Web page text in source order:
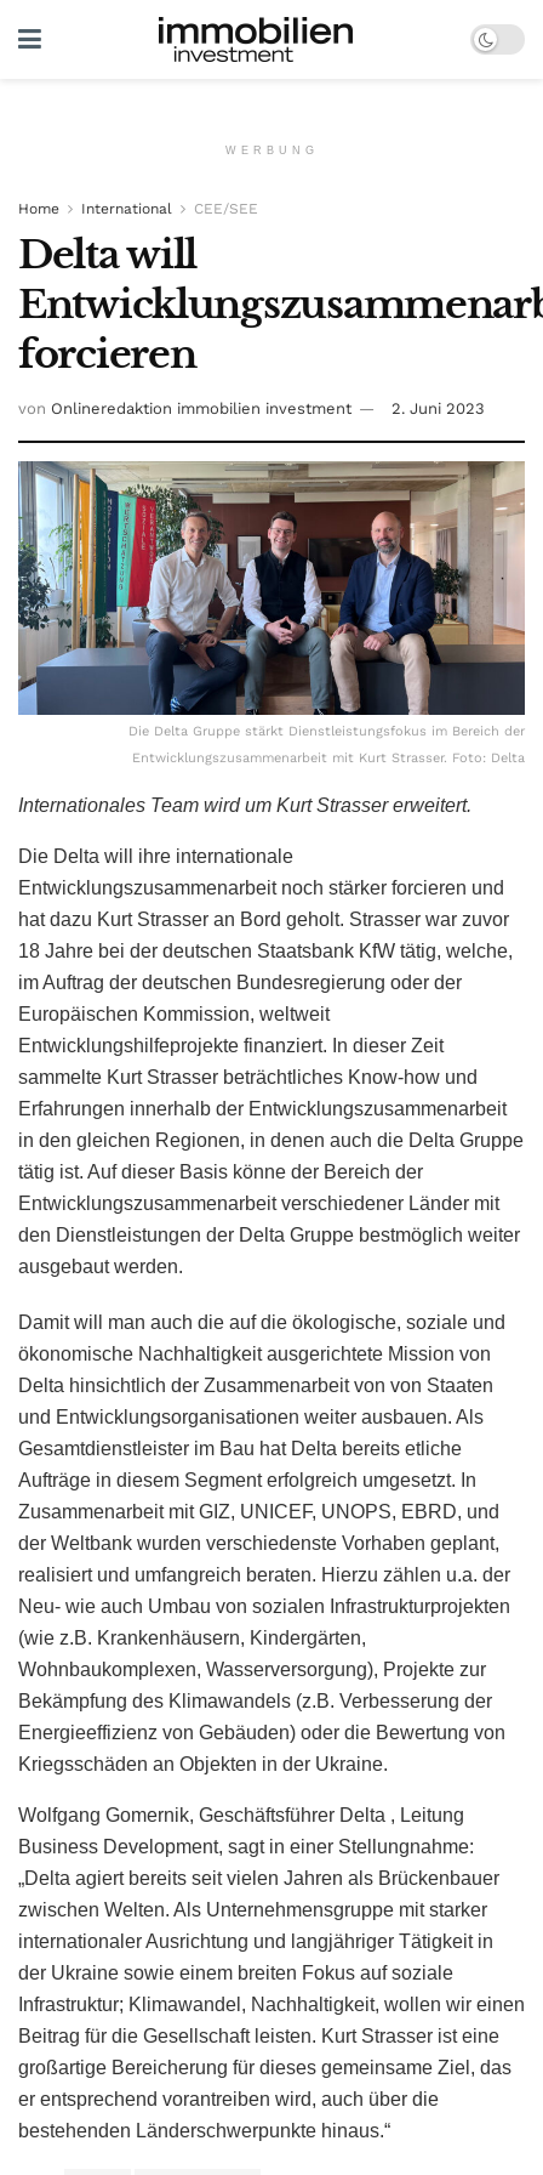
WERBUNG
Home International CEE/SEE
Delta will
forcieren
von Onlineredaktion immobilien investment 2. Juni 2023
Die Delta Gruppe stärkt Dienstleistungsfokus im Bereich der
Entwicklungszusammenarbeit mit Kurt Strasser. Foto: Delta
Internationales Team wird um Kurt Strasser erweitert.
Die Delta will ihre internationale
Entwicklungszusammenarbeit noch stärker forcieren und
hat dazu Kurt Strasser an Bord geholt. Strasser war zuvor
18 Jahre bei der deutschen Staatsbank KfW tätig, welche,
im Auftrag der deutschen Bundesregierung oder der
Europäischen Kommission, weltweit
Entwicklungshilfeprojekte finanziert. In dieser Zeit
sammelte Kurt Strasser beträchtliches Know-how und
Erfahrungen innerhalb der Entwicklungszusammenarbeit
in den gleichen Regionen, in denen auch die Delta Gruppe
tätig ist. Auf dieser Basis könne der Bereich der
Entwicklungszusammenarbeit verschiedener Länder mit
den Dienstleistungen der Delta Gruppe bestmöglich weiter
ausgebaut werden.
Damit will man auch die auf die ökologische, soziale und
ökonomische Nachhaltigkeit ausgerichtete Mission von
Delta hinsichtlich der Zusammenarbeit von von Staaten
und Entwicklungsorganisationen weiter ausbauen. Als
Gesamtdienstleister im Bau hat Delta bereits etliche
Aufträge in diesem Segment erfolgreich umgesetzt. In
Zusammenarbeit mit GIZ, UNICEF, UNOPS, EBRD, und
der Weltbank wurden verschiedenste Vorhaben geplant,
realisiert und umfangreich beraten. Hierzu zählen u.a. der
Neu- wie auch Umbau von sozialen Infrastrukturprojekten
(wie z.B. Krankenhäusern, Kindergärten,
Wohnbaukomplexen, Wasserversorgung), Projekte zur
Bekämpfung des Klimawandels (z.B. Verbesserung der
Energieeffizienz von Gebäuden) oder die Bewertung von
Kriegsschäden an Objekten in der Ukraine.
Wolfgang Gomernik, Geschäftsführer Delta , Leitung
Business Development, sagt in einer Stellungnahme:
„Delta agiert bereits seit vielen Jahren als Brückenbauer
zwischen Welten. Als Unternehmensgruppe mit starker
internationaler Ausrichtung und langjähriger Tätigkeit in
der Ukraine sowie einem breiten Fokus auf soziale
Infrastruktur; Klimawandel, Nachhaltigkeit, wollen wir einen
Beitrag für die Gesellschaft leisten. Kurt Strasser ist eine
großartige Bereicherung für dieses gemeinsame Ziel, das
er entsprechend vorantreiben wird, auch über die
bestehenden Länderschwerpunkte hinaus.“